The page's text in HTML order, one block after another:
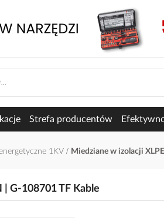
Strefa producentów
1KV Miedziane w izolacji XLPE
G-108701 TF Kable